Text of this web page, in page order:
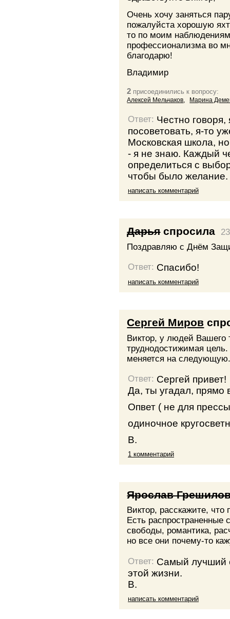
Очень хочу заняться
пожалуйста хорошую
то по моим
профессионализма во
благодарю!
Владимир
2 присоединились к вопросу:
Aлексей Мельчаков Марина
Ответ: Честно
посоветовать, я-то
Московская школа,
- я не знаю. Каждый
определиться с
чтобы было желание.
написать комментарий
Дарьяспросила
Поздравляю с Днём
Ответ: Спасибо!
написать комментарий
Сергей Миров
Виктор, у людей Вашего
труднодостижимая
меняется на
Ответ: Сергей привет!
Да, ты угадал, прямо
Опвет ( не для
одиночное
В.
1 комментарий
Ярослав
Виктор, расскажите,
Есть распространенные
свободы, романтика,
но все они почему-то
Ответ: Самый лучший
этой жизни.
В.
написать комментарий